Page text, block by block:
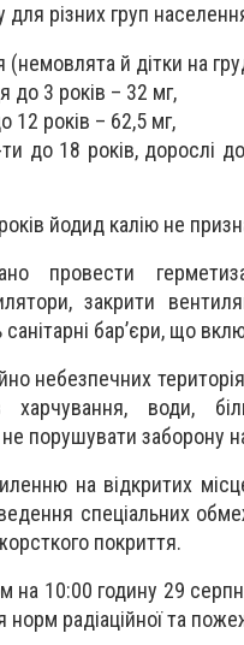
різних груп
(немовлята й дітки на
до 3 років – 32 мг,
12 років – 62,5 мг,
до 18 років, дорослі
йодид калію не
провести
закрити
бар’єри, що
небезпечних
харчування, води,
не порушувати заборону
на відкритих
спеціальних
покриття.
на 10:00 годину 29
радіаційної та